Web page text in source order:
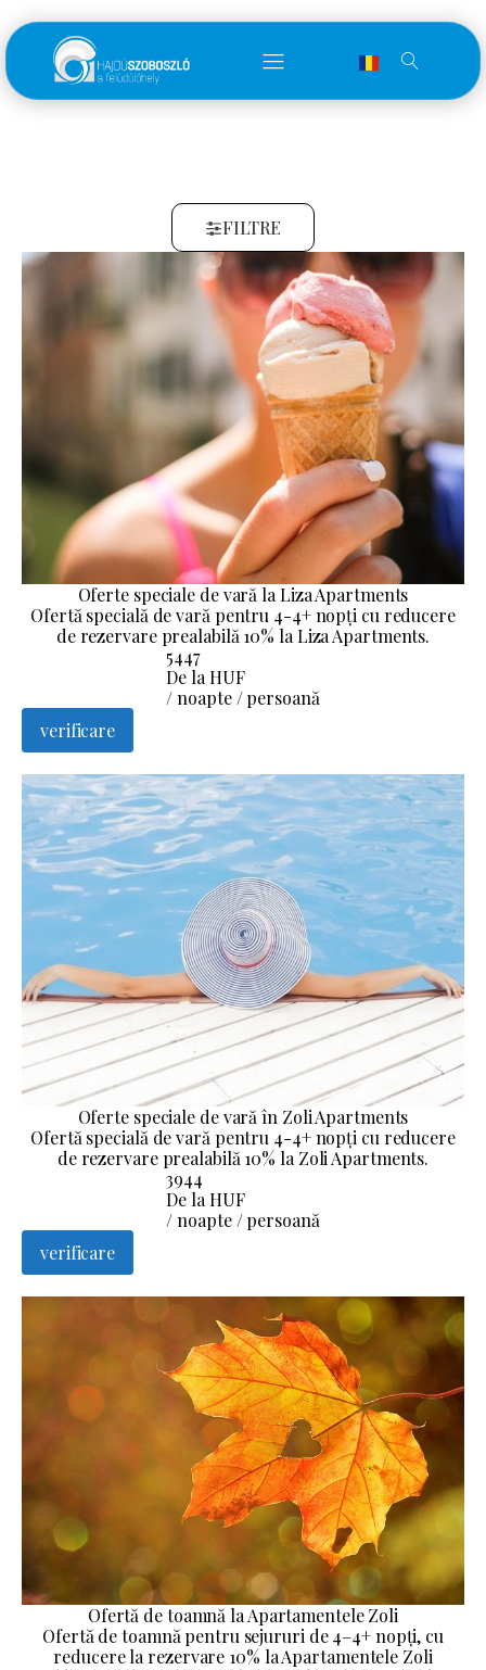
FILTRE
Oferte speciale de vară la Liza Apartments
Ofertă specială de vară pentru 4-4+ nopți cu reducere
de rezervare prealabilă 10% la Liza Apartments.
5447
De la HUF
/ noapte / persoană
verificare
Oferte speciale de vară în Zoli Apartments
Ofertă specială de vară pentru 4-4+ nopți cu reducere
de rezervare prealabilă 10% la Zoli Apartments.
3944
De la HUF
/ noapte / persoană
verificare
Ofertă de toamnă la Apartamentele Zoli
Ofertă de toamnă pentru sejururi de 4–4+ nopți, cu
reducere la rezervare 10% la Apartamentele Zoli